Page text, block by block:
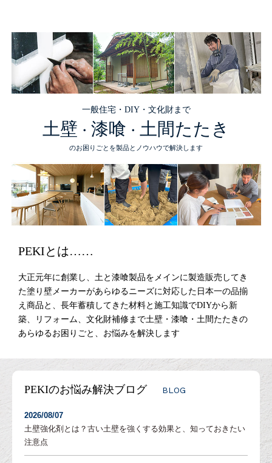
一般住宅・DIY・文化財まで
土壁 ・ 漆喰 ・ 土間たたき
のお困りごとを製品とノウハウで解決します
PEKIとは……
大正元年に創業し、土と漆喰製品をメインに製造販売してき
た塗り壁メーカーがあらゆるニーズに対応した日本一の品揃
え商品と、長年蓄積してきた材料と施工知識でDIYから新
築、リフォーム、文化財補修まで土壁・漆喰・土間たたきの
あらゆるお困りごと、お悩みを解決します
PEKIのお悩み解決ブログ BLOG
2026/08/07
土壁強化剤とは？古い土壁を強くする効果と、知っておきたい
注意点